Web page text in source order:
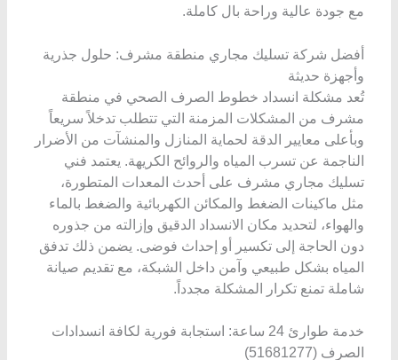
مع جودة عالية وراحة بال كاملة.
أفضل شركة تسليك مجاري منطقة مشرف: حلول جذرية
وأجهزة حديثة
تُعد مشكلة انسداد خطوط الصرف الصحي في منطقة
مشرف من المشكلات المزمنة التي تتطلب تدخلاً سريعاً
وبأعلى معايير الدقة لحماية المنازل والمنشآت من الأضرار
الناجمة عن تسرب المياه والروائح الكريهة. يعتمد فني
تسليك مجاري مشرف على أحدث المعدات المتطورة،
مثل ماكينات الضغط والمكائن الكهربائية والضغط بالماء
والهواء، لتحديد مكان الانسداد الدقيق وإزالته من جذوره
دون الحاجة إلى تكسير أو إحداث فوضى. يضمن ذلك تدفق
المياه بشكل طبيعي وآمن داخل الشبكة، مع تقديم صيانة
شاملة تمنع تكرار المشكلة مجدداً.
خدمة طوارئ 24 ساعة: استجابة فورية لكافة انسدادات
الصرف (51681277)